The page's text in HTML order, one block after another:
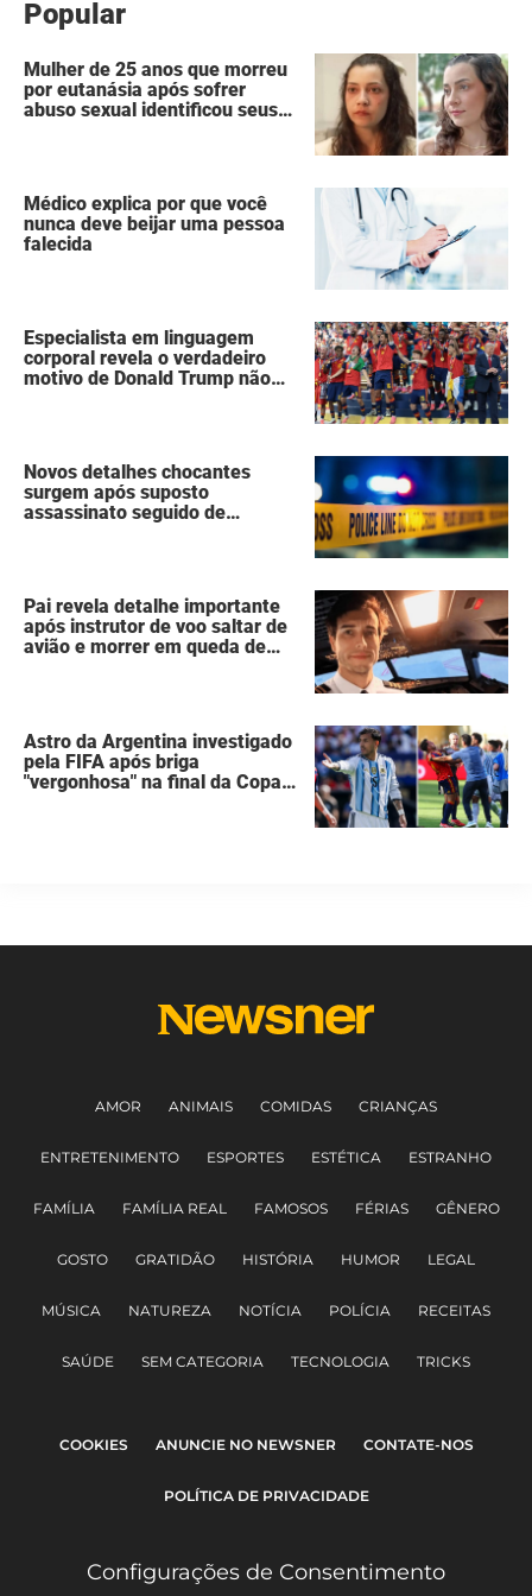
Popular
Mulher de 25 anos que morreu
por eutanásia após sofrer
abuso sexual identificou seus
Médico explica por que você
nunca deve beijar uma pessoa
falecida
Especialista em linguagem
corporal revela o verdadeiro
motivo de Donald Trump não
Novos detalhes chocantes
surgem após suposto
assassinato seguido de
Pai revela detalhe importante
após instrutor de voo saltar de
avião e morrer em queda de
Astro da Argentina investigado
pela FIFA após briga
"vergonhosa" na final da Copa
AMOR ANIMAIS COMIDAS CRIANÇAS
ENTRETENIMENTO ESPORTES ESTÉTICA ESTRANHO
FAMÍLIA FAMÍLIA REAL FAMOSOS FÉRIAS GÊNERO
GOSTO GRATIDÃO HISTÓRIA HUMOR LEGAL
MÚSICA NATUREZA NOTÍCIA POLÍCIA RECEITAS
SAÚDE SEM CATEGORIA TECNOLOGIA TRICKS
COOKIES ANUNCIE NO NEWSNER CONTATE-NOS
POLÍTICA DE PRIVACIDADE
Configurações de Consentimento